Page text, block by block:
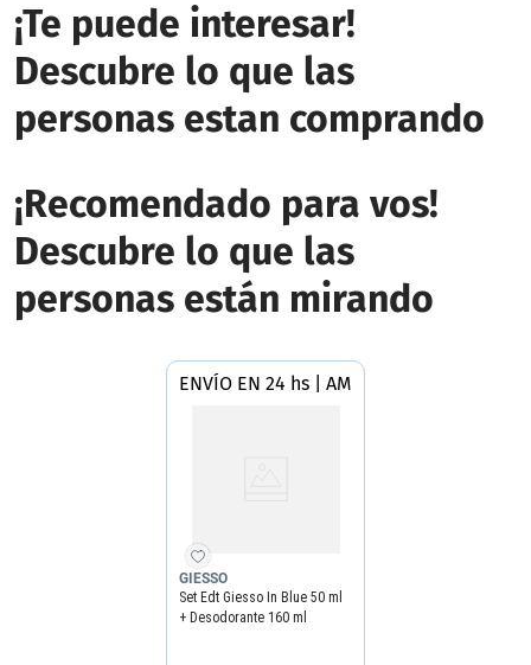
¡Te puede interesar!
Descubre lo que las
personas estan comprando
¡Recomendado para vos!
Descubre lo que las
personas están mirando
ENVÍO EN 24 hs | AMBA
GIESSO
Set Edt Giesso In Blue 50 ml
+ Desodorante 160 ml